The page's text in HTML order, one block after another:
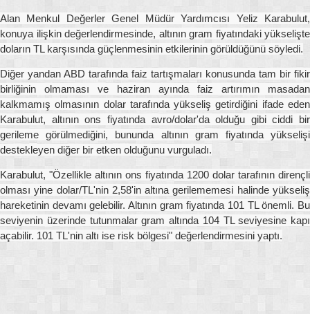
Alan Menkul Değerler Genel Müdür Yardımcısı Yeliz Karabulut,
konuya ilişkin değerlendirmesinde, altının gram fiyatındaki yükselişte
doların TL karşısında güçlenmesinin etkilerinin görüldüğünü söyledi.
Diğer yandan ABD tarafında faiz tartışmaları konusunda tam bir fikir
birliğinin olmaması ve haziran ayında faiz artırımın masadan
kalkmamış olmasının dolar tarafında yükseliş getirdiğini ifade eden
Karabulut, altının ons fiyatında avro/dolar'da olduğu gibi ciddi bir
gerileme görülmediğini, bununda altının gram fiyatında yükselişi
destekleyen diğer bir etken olduğunu vurguladı.
Karabulut, "Özellikle altının ons fiyatında 1200 dolar tarafının dirençli
olması yine dolar/TL'nin 2,58'in altına gerilememesi halinde yükseliş
hareketinin devamı gelebilir. Altının gram fiyatında 101 TL önemli. Bu
seviyenin üzerinde tutunmalar gram altında 104 TL seviyesine kapı
açabilir. 101 TL'nin altı ise risk bölgesi" değerlendirmesini yaptı.